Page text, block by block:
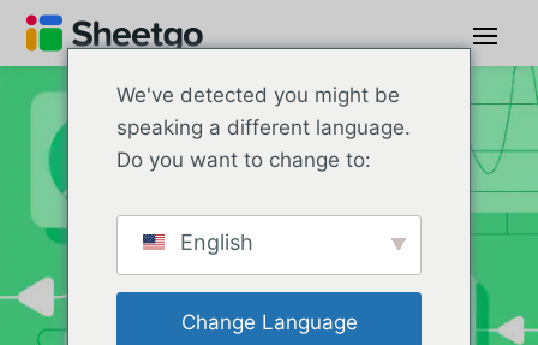
We've detected you might be
speaking a different language.
Do you want to change to:
English
Change Language